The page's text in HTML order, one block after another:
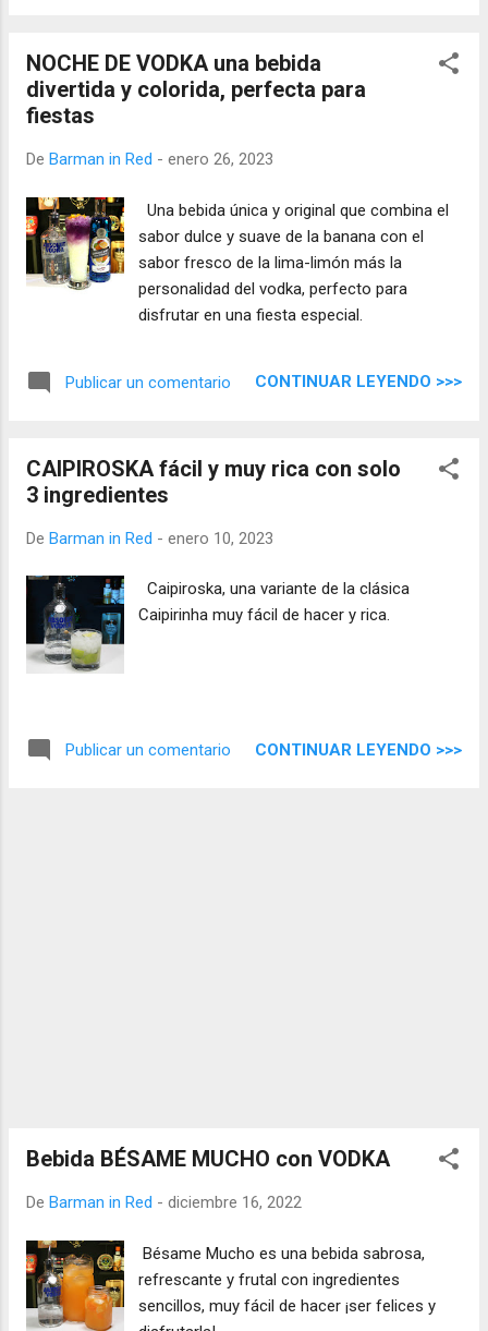
NOCHE DE VODKA una bebida
divertida y colorida, perfecta para
fiestas
De Barman in Red - enero 26, 2023
Una bebida única y original que combina el
sabor dulce y suave de la banana con el
sabor fresco de la lima-limón más la
personalidad del vodka, perfecto para
disfrutar en una fiesta especial.
Publicar un comentario CONTINUAR LEYENDO >>>
CAIPIROSKA fácil y muy rica con solo
3 ingredientes
De Barman in Red - enero 10, 2023
Caipiroska, una variante de la clásica
Caipirinha muy fácil de hacer y rica.
Publicar un comentario CONTINUAR LEYENDO >>>
Bebida BÉSAME MUCHO con VODKA
De Barman in Red - diciembre 16, 2022
Bésame Mucho es una bebida sabrosa,
refrescante y frutal con ingredientes
sencillos, muy fácil de hacer ¡ser felices y